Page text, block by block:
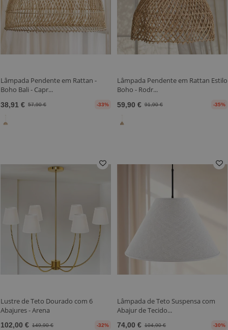
Lâmpada Pendente em Rattan -
Boho Bali - Capr...
38,91 € 57,90 € -33%
Lâmpada Pendente em Rattan Estilo
Boho - Rodr...
59,90 € 91,90 € -35%
Lustre de Teto Dourado com 6
Abajures - Arena
102,00 € 149,90 € -32%
Lâmpada de Teto Suspensa com
Abajur de Tecido...
74,00 € 104,90 € -30%